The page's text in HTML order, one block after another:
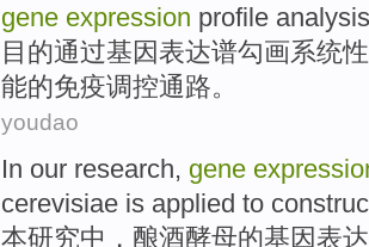
gene expression profile analysis
目的通过基因表达谱勾画系统性
能的免疫调控通路。
youdao
In our research, gene
cerevisiae is applied to
本研究中 ， 酿酒酵母的基因表达